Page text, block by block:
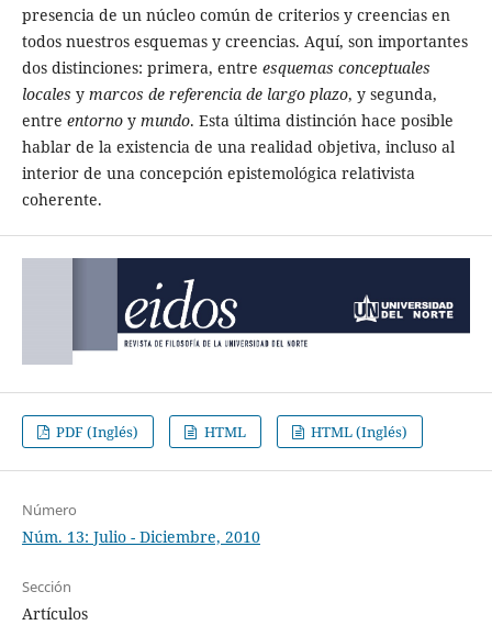
presencia de un núcleo común de criterios y creencias en
todos nuestros esquemas y creencias. Aquí, son importantes
dos distinciones: primera, entre esquemas conceptuales
locales y marcos de referencia de largo plazo, y segunda,
entre entorno y mundo. Esta última distinción hace posible
hablar de la existencia de una realidad objetiva, incluso al
interior de una concepción epistemológica relativista
coherente.
PDF (Inglés) HTML HTML (Inglés)
Número
Núm. 13: Julio - Diciembre, 2010
Sección
Artículos